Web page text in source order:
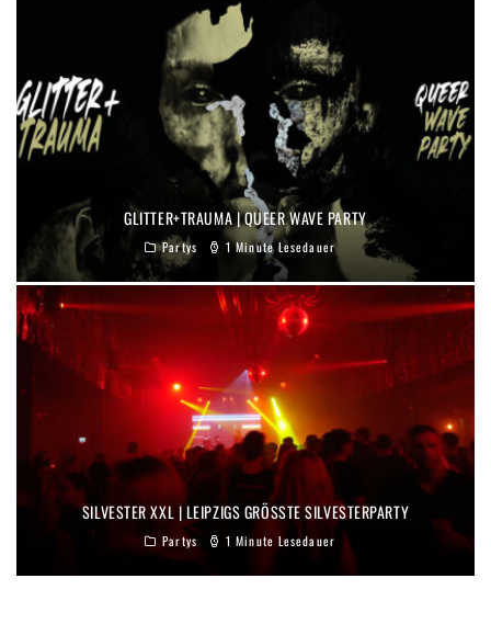
GLITTER+TRAUMA | QUEER WAVE PARTY
Partys 1 Minute Lesedauer
SILVESTER XXL | LEIPZIGS GRÖSSTE SILVESTERPARTY
Partys 1 Minute Lesedauer